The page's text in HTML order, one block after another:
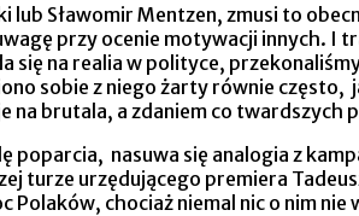
lub Sławomir Mentzen, zmusi to
przy ocenie motywacji innych. I
się na realia w polityce,
sobie z niego żarty równie
brutala, a zdaniem co
poparcia, nasuwa się analogia z
turze urzędującego premiera
Polaków, chociaż niemal nic o nim nie